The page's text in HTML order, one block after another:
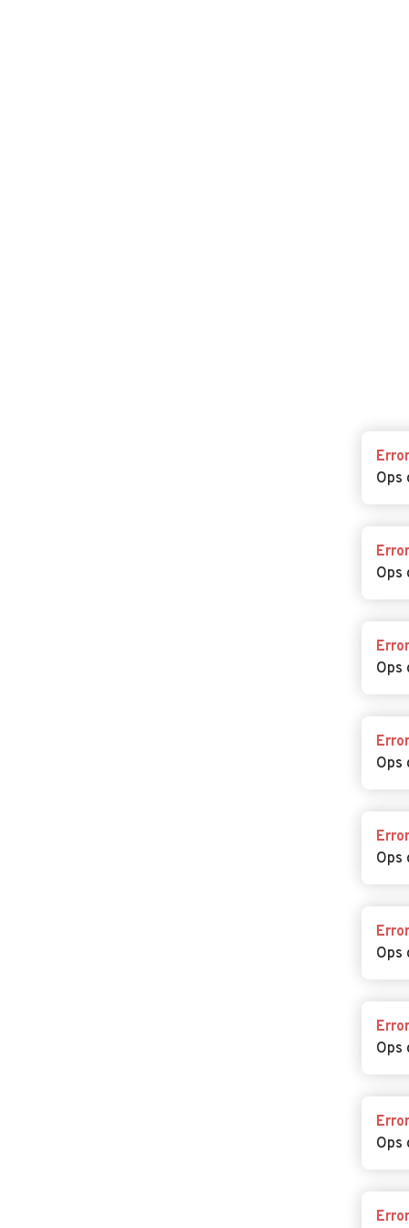
Error
Ops
Error
Ops
Error
Ops
Error
Ops
Error
Ops
Error
Ops
Error
Ops
Error
Ops
Error